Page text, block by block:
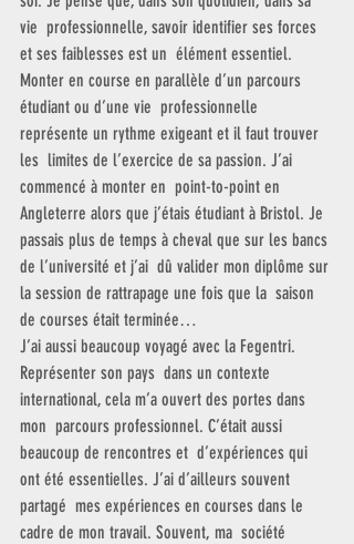
vie  professionnelle, savoir identifier ses forces
et ses faiblesses est un  élément essentiel.
Monter en course en parallèle d’un parcours
étudiant ou d’une vie  professionnelle
représente un rythme exigeant et il faut trouver
les  limites de l’exercice de sa passion. J’ai
commencé à monter en  point-to-point en
Angleterre alors que j’étais étudiant à Bristol. Je
passais plus de temps à cheval que sur les bancs
de l’université et j’ai  dû valider mon diplôme sur
la session de rattrapage une fois que la  saison
de courses était terminée…
J’ai aussi beaucoup voyagé avec la Fegentri.
Représenter son pays  dans un contexte
international, cela m’a ouvert des portes dans
mon  parcours professionnel. C’était aussi
beaucoup de rencontres et  d’expériences qui
ont été essentielles. J’ai d’ailleurs souvent
partagé  mes expériences en courses dans le
cadre de mon travail. Souvent, ma  société